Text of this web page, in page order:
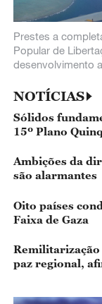
Prestes a
Popular de
desenvolvimento
NOTÍCIAS
Sólidos
15º Plano
Ambições da
são alarmantes
Oito países
Faixa de Gaza
Remilitarização
paz regional,